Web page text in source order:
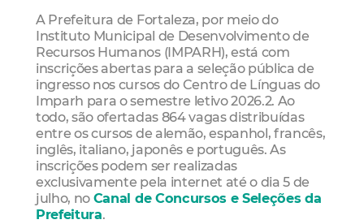
A Prefeitura de Fortaleza, por meio do
Instituto Municipal de Desenvolvimento de
Recursos Humanos (IMPARH), está com
inscrições abertas para a seleção pública de
ingresso nos cursos do Centro de Línguas do
Imparh para o semestre letivo 2026.2. Ao
todo, são ofertadas 864 vagas distribuídas
entre os cursos de alemão, espanhol, francês,
inglês, italiano, japonês e português. As
inscrições podem ser realizadas
exclusivamente pela internet até o dia 5 de
julho, no Canal de Concursos e Seleções da
Prefeitura.